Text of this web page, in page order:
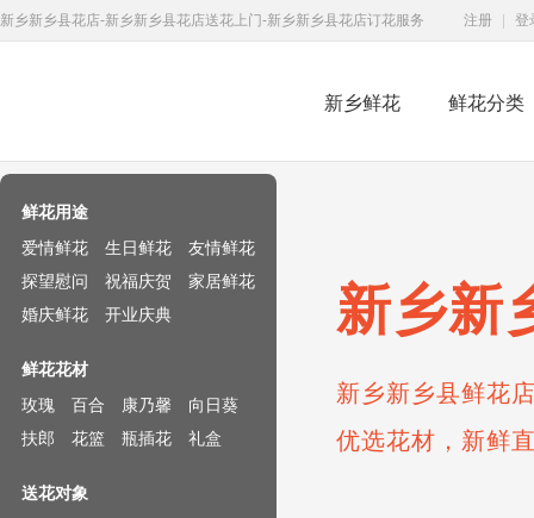
新乡新乡县花店-新乡新乡县花店送花上门-新乡新乡县花店订花服务 注册 登
新乡鲜花 鲜花分类
新乡新
新乡新乡县鲜花
优选花材，新鲜
鲜花用途
爱情鲜花
生日鲜花
友情鲜花
探望慰问
祝福庆贺
家居鲜花
婚庆鲜花
开业庆典
鲜花花材
玫瑰
百合 康乃馨
向日葵
扶郎
花篮 瓶插花 礼盒
送花对象